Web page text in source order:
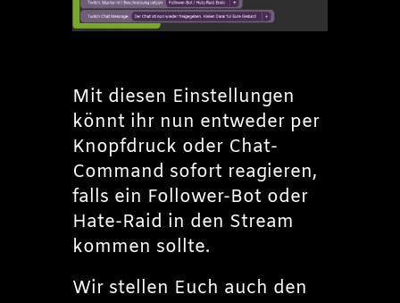
Mit diesen Einstellungen
könnt ihr nun entweder per
Knopfdruck oder Chat-
Command sofort reagieren,
falls ein Follower-Bot oder
Hate-Raid in den Stream
kommen sollte.
Wir stellen Euch auch den